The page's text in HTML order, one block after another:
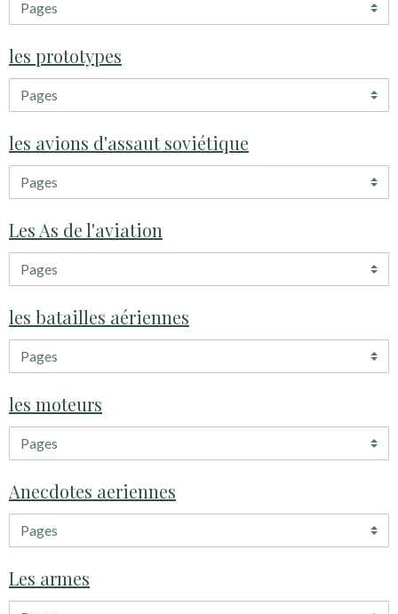
les prototypes
les avions d'assaut soviétique
Les As de l'aviation
les batailles aériennes
les moteurs
Anecdotes aeriennes
Les armes